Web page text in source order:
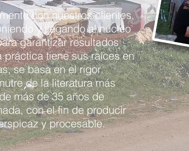
con nuestros clientes,
y llegando al núcleo
garantizar resultados
práctica tiene sus raíces en
se basa en el rigor
de la literatura más
más de 35 años de
con el fin de producir
y procesable.